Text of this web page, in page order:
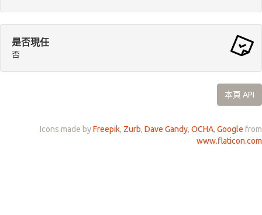
是否現任
否
本頁 API
Icons made byFreepik, Zurb, Dave Gandy, OCHA, Google from
www.flaticon.com